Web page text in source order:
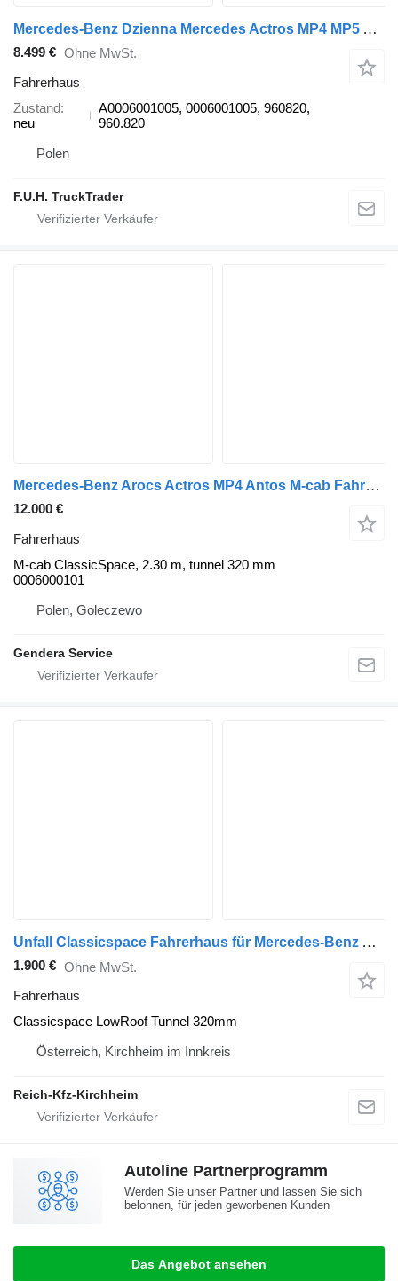
Mercedes-Benz Dzienna Mercedes Actros MP4 MP5 Arocs 8x8 8x6 6x6 4x4 M-Cab Clas A0006001005 Fahrerhaus für Mercedes-Benz Arocs Actros MP4 MP5 LKW
8.499 € Ohne MwSt.
Fahrerhaus
Zustand
neu
A0006001005, 0006001005, 960820,
960.820
Polen
F.U.H. TruckTrader
Mercedes-Benz Arocs Actros MP4 Antos M-cab Fahrerhaus für Mercedes-Benz Actros MP4 Arocs Antos LKW
12.000 €
Fahrerhaus
M-cab ClassicSpace, 2.30 m, tunnel 320 mm
0006000101
Polen, Goleczewo
Gendera Service
Unfall Classicspace Fahrerhaus für Mercedes-Benz Arocs LKW
1.900 € Ohne MwSt.
Fahrerhaus
Classicspace LowRoof Tunnel 320mm
Österreich, Kirchheim im Innkreis
Reich-Kfz-Kirchheim
Autoline Partnerprogramm
Werden Sie unser Partner und lassen Sie sich
belohnen, für jeden geworbenen Kunden
Das Angebot ansehen